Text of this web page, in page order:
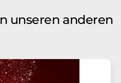
unseren anderen